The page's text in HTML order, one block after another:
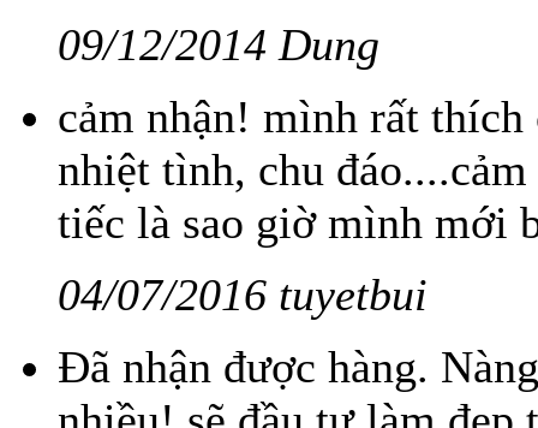
09/12/2014 Dung
cảm nhận! mình rất
nhiệt tình, chu
tiếc là sao giờ mình mới
04/07/2016 tuyetbui
Đã nhận được hàng.